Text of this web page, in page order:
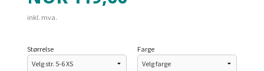
inkl. mva.
Størrelse Farge